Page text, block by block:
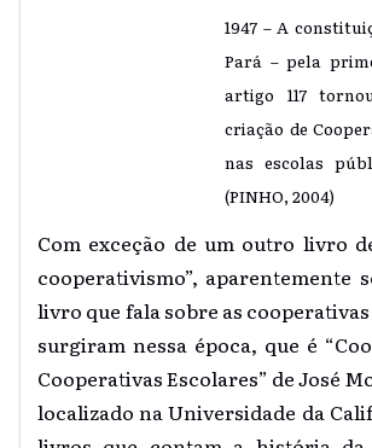
1947 – A
Pará – pela
artigo 117
criação de
nas escolas
(PINHO, 2004)
Com exceção de um outro livro
cooperativismo”, aparentemente
livro que fala sobre as
surgiram nessa época, que é
Cooperativas Escolares” de José
localizado na Universidade da